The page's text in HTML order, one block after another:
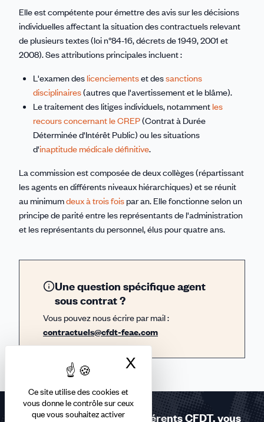
Ce site utilise des cookies et
vous donne le contrôle sur ceux
que vous souhaitez activer
X Masquer le
Linkedin
Facebook
Threads
Bluesky
email
Elle est compétente pour émettre des avis sur les décisions
individuelles affectant la situation des contractuels relevant
de plusieurs textes (loi n°84-16, décrets de 1949, 2001 et
2008). Ses attributions principales incluent :
L'examen des licenciementset dessanctions
disciplinaires(autres que l'avertissement et le blâme).
Le traitement des litiges individuels, notamment les
recours concernant le CREP(Contrat à Durée
Déterminée d'Intérêt Public) ou les situations
d'inaptitude médicale définitive.
La commission est composée de deux collèges (répartissant
les agents en différents niveaux hiérarchiques) et se réunit
au minimumdeux à trois fois par an. Elle fonctionne selon un
principe de parité entre les représentants de l'administration
et les représentants du personnel, élus pour quatre ans.
Une question spécifique agent
sous contrat ?
Vous pouvez nous écrire par mail :
contractuels@cfdt-feae.com
Réponses à la carte - Adhérents CFDT, vous